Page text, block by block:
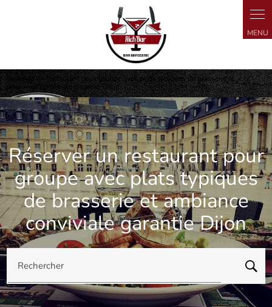
Réserver un restaurant pour groupe avec plats typiques de brasserie et
ambiance conviviale garantie Dijon
Réserver un restaurant pour
groupe avec plats typiques
de brasserie et ambiance
conviviale garantie Dijon
Rechercher
Panneau de gestion des cookies